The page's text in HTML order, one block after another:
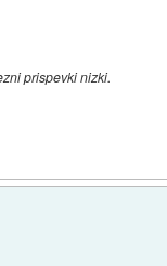
prispevki nizki.